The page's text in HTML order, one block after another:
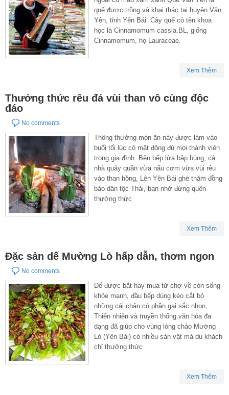
quế được trồng và khai thác tại huyện Văn
Yên, tỉnh Yên Bái. Cây quế có tên khoa
học là Cinnamomum cassia.BL, giống
Cinnamomum, họ Lauraceae.
Xem Thêm
Thưởng thức rêu đá vùi than vô cùng độc
đáo
No comments
Thông thường món ăn này được làm vào
buổi tối lúc có mặt đông đủ mọi thành viên
trong gia đình. Bên bếp lửa bập bùng, cả
nhà quây quần vừa nấu cơm vừa vùi rêu
vào than hồng, Lên Yên Bái ghé thăm đồng
bào dân tộc Thái, bạn nhờ đừng quên
thưởng thức
Xem Thêm
Đặc sản dế Mường Lò hấp dẫn, thơm ngon
No comments
Dế được bắt hay mua từ chợ về còn sống
khỏe mạnh, đầu bếp dùng kéo cắt bỏ
những cái chân có phần gai sắc nhọn,
Thiên nhiên và truyền thống văn hóa đa
dạng đã giúp cho vùng lòng chảo Mường
Lò (Yên Bái) có nhiều sản vật mà du khách
chỉ thưởng thức
Xem Thêm